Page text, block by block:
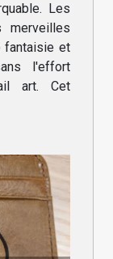
Les
merveilles
fantaisie et
l'effort
art. Cet